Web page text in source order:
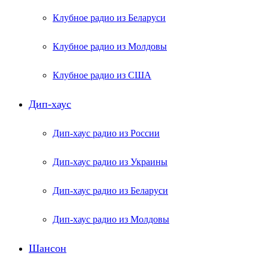
Клубное радио из Беларуси
Клубное радио из Молдовы
Клубное радио из США
Дип-хаус
Дип-хаус радио из России
Дип-хаус радио из Украины
Дип-хаус радио из Беларуси
Дип-хаус радио из Молдовы
Шансон